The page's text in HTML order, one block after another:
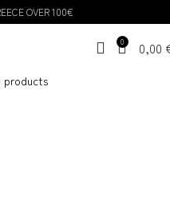
OVER 100€
0 0,00
products